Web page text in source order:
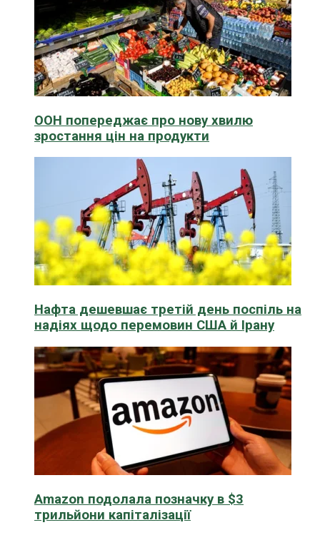
ООН попереджає про нову хвилю
зростання цін на продукти
Нафта дешевшає третій день поспіль на
надіях щодо перемовин США й Ірану
Amazon подолала позначку в $3
трильйони капіталізації